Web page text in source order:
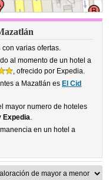
con varias ofertas.
al momento de un hotel a
, ofrecido por Expedia.
a Mazatlán es El Cid
mayor numero de hoteles
Expedia.
en un hotel a